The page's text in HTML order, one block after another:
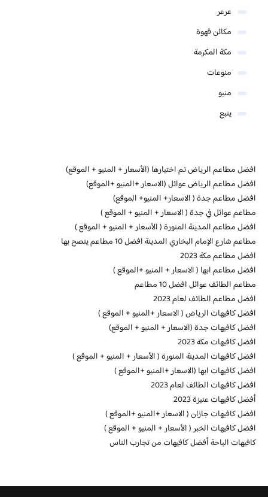
عرعر
مكائن قهوة
مكة المكرمة
منوعات
منيو
ينبع
افضل مطاعم الرياض تم اختيارها (الأسعار + المنيو + الموقع)
افضل مطاعم الرياض عوائل (الاسعار +المنيو +الموقع)
افضل مطاعم جدة ( الاسعار+ المنيو+ الموقع)
مطاعم عوائل في جدة ( الاسعار + المنيو + الموقع )
افضل مطاعم المدينة المنورة ( الأسعار + المنيو + الموقع )
مطاعم شارع الإمام البخاري المدينة افضل 10 مطاعم ينصح بها
افضل مطاعم مكة 2023
افضل مطاعم ابها ( الاسعار + المنيو +الموقع )
مطاعم الطائف عوائل افضل 10 مطاعم
افضل مطاعم الطائف لعام 2023
افضل كافيهات الرياض ( الاسعار +المنيو + الموقع )
افضل كافيهات جدة (الاسعار + المنيو + الموقع)
افضل كافيهات مكة 2023
افضل كافيهات المدينة المنورة ( الأسعار + المنيو + الموقع )
افضل كافيهات ابها (الاسعار +المنيو +الموقع )
افضل كافيهات الطائف لعام 2023
أفضل كافيهات عنيزة 2023
افضل كافيهات جازان ( الاسعار +المنيو +الموقع )
افضل كافيهات الخبر ( الأسعار + المنيو + الموقع )
كافيهات الباحة أفضل كافيهات من تجارب الناس